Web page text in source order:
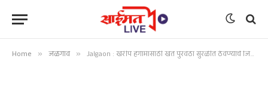
Home » जळगाव » Jalgaon : खरीप हंगामासाठी खत पुरवठा सुरळीत ठेवण्याचे जिल्हा प्रशासनाचे निर्देश